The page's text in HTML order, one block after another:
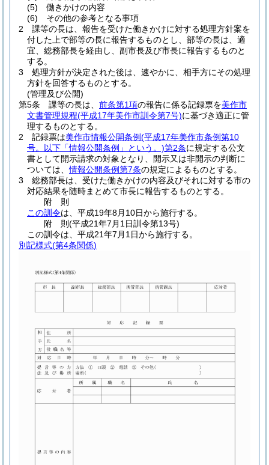
(5)
働きかけの内容
(6)
その他の参考となる事項
2
課等の長は、報告を受けた働きかけに対する処理方針案を
付した上で部等の長に報告するものとし、部等の長は、適
宜、総務部長を経由し、副市長及び市長に報告するものと
する。
3
処理方針が決定された後は、速やかに、相手方にその処理
方針を回答するものとする。
(管理及び公開)
第5条
課等の長は、 前条第1項の報告に係る記録票を美作市
文書管理規程(平成17年美作市訓令第7号)に基づき適正に管
理するものとする。
2
記録票は美作市情報公開条例(平成17年美作市条例第10
号。以下「情報公開条例」という。)第2条に規定する公文
書として開示請求の対象となり、開示又は非開示の判断に
ついては、情報公開条例第7条の規定によるものとする。
3
総務部長は、受けた働きかけの内容及びそれに対する市の
対応結果を随時まとめて市長に報告するものとする。
附 則
この訓令は、平成19年8月10日から施行する。
附 則(平成21年7月1日訓令第13号)
この訓令は、平成21年7月1日から施行する。
別記様式(第4条関係)